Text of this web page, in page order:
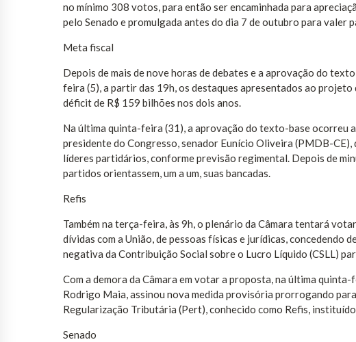
no mínimo 308 votos, para então ser encaminhada para
pelo Senado e promulgada antes do dia 7 de outubro para valer
Meta fiscal
Depois de mais de nove horas de debates e a aprovação do
feira (5), a partir das 19h, os destaques apresentados ao
déficit de R$ 159 bilhões nos dois anos.
Na última quinta-feira (31), a aprovação do texto-base ocorreu
presidente do Congresso, senador Eunício Oliveira (PMDB-
líderes partidários, conforme previsão regimental. Depois de
partidos orientassem, um a um, suas bancadas.
Refis
Também na terça-feira, às 9h, o plenário da Câmara tentará
dívidas com a União, de pessoas físicas e jurídicas, concedendo
negativa da Contribuição Social sobre o Lucro Líquido (CSLL)
Com a demora da Câmara em votar a proposta, na última
Rodrigo Maia, assinou nova medida provisória prorrogando
Regularização Tributária (Pert), conhecido como Refis,
Senado